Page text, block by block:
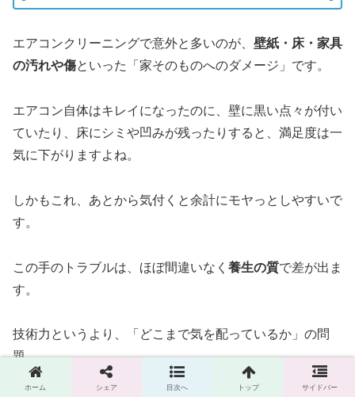
エアコンクリーニングで意外と多いのが、 壁紙・床・家具
の汚れや傷といった「家そのものへのダメージ」です。
エアコン自体はキレイになったのに、壁に黒い点々が付い
ていたり、床にシミや凹みが残ったりすると、満足度は一
気に下がりますよね。
しかもこれ、あとから気付くと余計にモヤっとしやすいで
す。
この手のトラブルは、ほぼ間違いなく 養生の質で差が出ま
す。
技術力というより、「どこまで気を配っているか」の問
題。
ホーム シェア 目次へ トップ サイドバー